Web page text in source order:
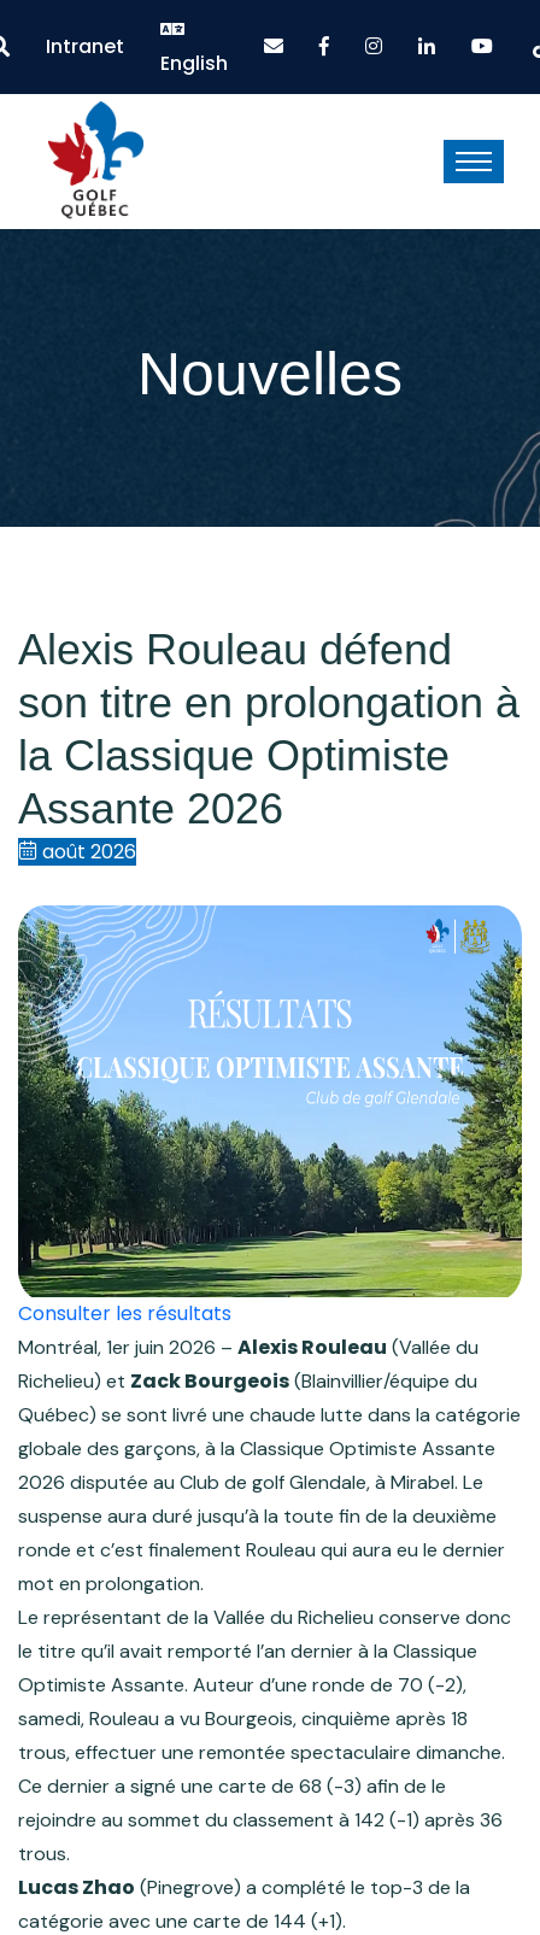
Intranet
English
Nouvelles
Alexis Rouleau défend
son titre en prolongation à
la Classique Optimiste
Assante 2026
août 2026
Consulter les résultats
Montréal, 1er juin 2026 – Alexis Rouleau (Vallée du
Richelieu) et Zack Bourgeois(Blainvillier/équipe du
Québec) se sont livré une chaude lutte dans la catégorie
globale des garçons, à la Classique Optimiste Assante
2026 disputée au Club de golf Glendale, à Mirabel. Le
suspense aura duré jusqu’à la toute fin de la deuxième
ronde et c’est finalement Rouleau qui aura eu le dernier
mot en prolongation.
Le représentant de la Vallée du Richelieu conserve donc
le titre qu’il avait remporté l’an dernier à la Classique
Optimiste Assante. Auteur d’une ronde de 70 (-2),
samedi, Rouleau a vu Bourgeois, cinquième après 18
trous, effectuer une remontée spectaculaire dimanche.
Ce dernier a signé une carte de 68 (-3) afin de le
rejoindre au sommet du classement à 142 (-1) après 36
trous.
Lucas Zhao (Pinegrove) a complété le top-3 de la
catégorie avec une carte de 144 (+1).